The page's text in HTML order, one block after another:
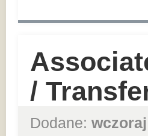
/
Dodane: wczoraj